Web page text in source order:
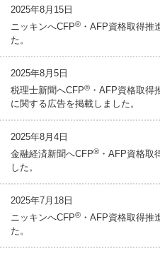
2025年8月15日
ニッキンへCFP® ・AFP資格取得推
た。
2025年8月5日
税理士新聞へCFP® ・AFP資格取得
に関する広告を掲載しました。
2025年8月4日
金融経済新聞へCFP® ・AFP資格取
した。
2025年7月18日
ニッキンへCFP® ・AFP資格取得推
た。